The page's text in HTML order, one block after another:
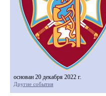
основан 20 декабря 2022 г.
Другие события